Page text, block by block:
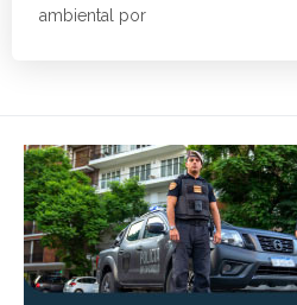
ambiental por